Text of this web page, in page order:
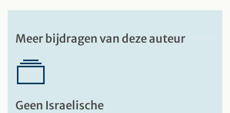
Meer bijdragen van deze auteur
Geen Israelische